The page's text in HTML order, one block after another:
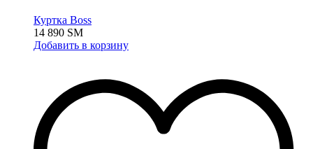
Куртка Boss
14 890 ЅМ
Добавить в корзину